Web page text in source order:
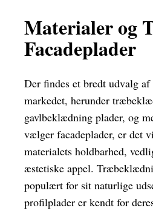
Materialer og
Facadeplader
Der findes et bredt udvalg af
markedet, herunder
gavlbeklædning plader, og
vælger facadeplader, er det
materialets holdbarhed,
æstetiske appel.
populært for sit naturlige
profilplader er kendt for